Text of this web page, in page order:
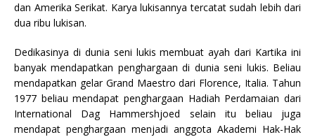
dan Amerika Serikat. Karya lukisannya tercatat sudah lebih dari
dua ribu lukisan.
Dedikasinya di dunia seni lukis membuat ayah dari Kartika ini
banyak mendapatkan penghargaan di dunia seni lukis. Beliau
mendapatkan gelar Grand Maestro dari Florence, Italia. Tahun
1977 beliau mendapat penghargaan Hadiah Perdamaian dari
International Dag Hammershjoed selain itu beliau juga
mendapat penghargaan menjadi anggota Akademi Hak-Hak